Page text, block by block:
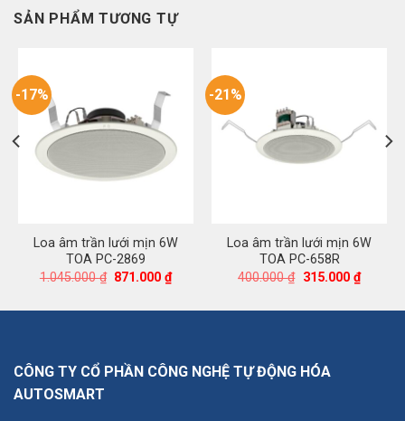
SẢN PHẨM TƯƠNG TỰ
-17%
Loa âm trần lưới mịn 6W
TOA PC-2869
1.045.000₫ Giá
1.045.000 ₫.
871.000₫Giá
hiện
là:
-21%
Loa âm trần lưới mịn 6W
TOA PC-658R
400.000₫ Giá
400.000 ₫.
315.000 ₫Giá
hiện
là:
CÔNG TY CỔ PHẦN CÔNG NGHỆ TỰ ĐỘNG HÓA
AUTOSMART